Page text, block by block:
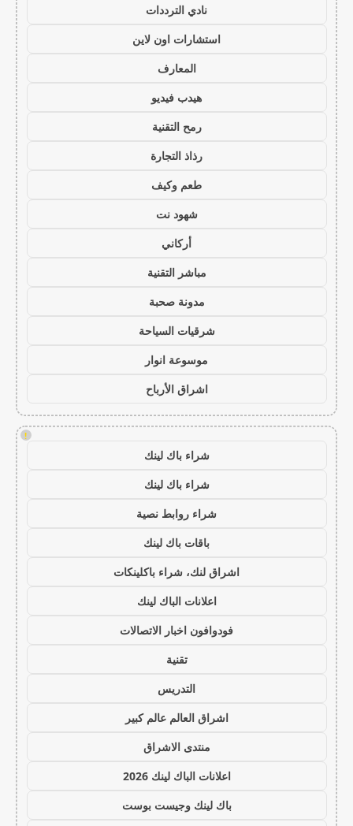
نادي الترددات
استشارات اون لاين
المعارف
هيدب فيديو
رمح التقنية
رذاذ التجارة
طعم وكيف
شهود نت
أركاني
مباشر التقنية
مدونة صحبة
شرقيات السياحة
موسوعة انوار
اشراق الأرباح
!
شراء باك لينك
شراء باك لينك
شراء روابط نصية
باقات باك لينك
اشراق لنك، شراء باكلينكات
اعلانات الباك لينك
فودوافون اخبار الاتصالات
تقنية
التدريس
اشراق العالم عالم كبير
منتدى الاشراق
اعلانات الباك لينك 2026
باك لينك وجيست بوست